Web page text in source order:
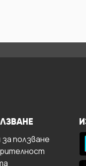
ползване